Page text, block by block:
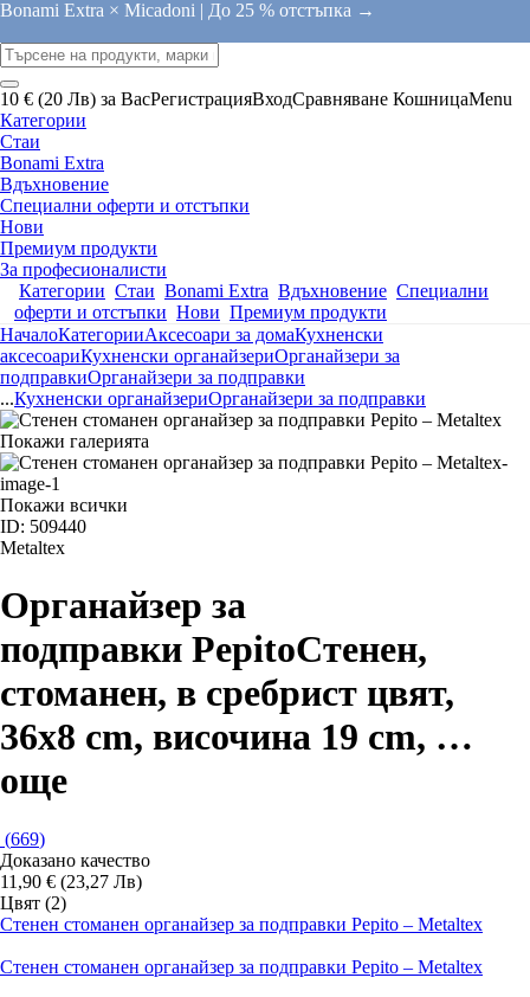
Bonami Extra × Micadoni | До 25 % отстъпка →
10 € (20 Лв) за ВасРегистрацияВходСравняване КошницаMenu
Категории
Стаи
Bonami Extra
Вдъхновение
Специални оферти и отстъпки
Нови
Премиум продукти
За професионалисти
Категории Стаи Bonami Extra Вдъхновение Специални
оферти и отстъпки Нови Премиум продукти
НачалоКатегорииАксесоари за домаКухненски
аксесоариКухненски органайзериОрганайзери за
подправкиОрганайзери за подправки
...Кухненски органайзериОрганайзери за подправки
Покажи галерията
Покажи всички
ID: 509440
Metaltex
Органайзер за
подправки PepitoСтенен,
стоманен, в сребрист цвят,
36x8 cm, височина 19 cm, …
още
(669)
Доказано качество
11,90 € (23,27 Лв)
Цвят (2)
Стенен стоманен органайзер за подправки Pepito – Metaltex
Стенен стоманен органайзер за подправки Pepito – Metaltex